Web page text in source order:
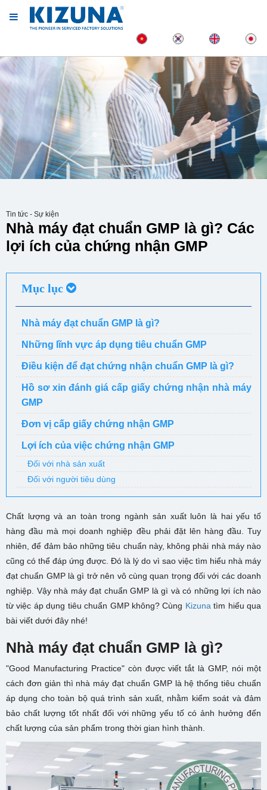
Tin tức - Sự kiện
Nhà máy đạt chuẩn GMP là gì? Các
lợi ích của chứng nhận GMP
Mục lục
Nhà máy đạt chuẩn GMP là gì?
Những lĩnh vực áp dụng tiêu chuẩn GMP
Điều kiện để đạt chứng nhận chuẩn GMP là gì?
Hồ sơ xin đánh giá cấp giấy chứng nhận nhà máy
GMP
Đơn vị cấp giấy chứng nhận GMP
Lợi ích của việc chứng nhận GMP
Đối với nhà sản xuất
Đối với người tiêu dùng
Chất lượng và an toàn trong ngành sản xuất luôn là hai yếu tố
hàng đầu mà mọi doanh nghiệp đều phải đặt lên hàng đầu. Tuy
nhiên, để đảm bảo những tiêu chuẩn này, không phải nhà máy nào
cũng có thể đáp ứng được. Đó là lý do vì sao việc tìm hiểu nhà máy
đạt chuẩn GMP là gì trở nên vô cùng quan trọng đối với các doanh
nghiệp. Vậy nhà máy đạt chuẩn GMP là gì và có những lợi ích nào
từ việc áp dụng tiêu chuẩn GMP không? Cùng Kizuna tìm hiểu qua
bài viết dưới đây nhé!
Nhà máy đạt chuẩn GMP là gì?
"Good Manufacturing Practice" còn được viết tắt là GMP, nói một
cách đơn giản thì nhà máy đạt chuẩn GMP là hệ thống tiêu chuẩn
áp dụng cho toàn bộ quá trình sản xuất, nhằm kiểm soát và đảm
bảo chất lượng tốt nhất đối với những yếu tố có ảnh hưởng đến
chất lượng của sản phẩm trong thời gian hình thành.